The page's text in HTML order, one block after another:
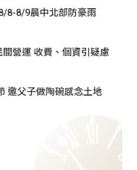
8-8/9晨中北部防豪雨
營運 收費、個資引疑慮
邀父子做陶碗感念土地